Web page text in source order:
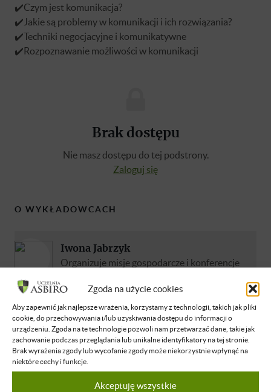
Zgoda na użycie cookies
Aby zapewnić jak najlepsze wrażenia, korzystamy z technologii, takich jak pliki
cookie, do przechowywania i/lub uzyskiwania dostępu do informacji o
urządzeniu. Zgoda na te technologie pozwoli nam przetwarzać dane, takie jak
zachowanie podczas przeglądania lub unikalne identyfikatory na tej stronie.
Brak wyrażenia zgody lub wycofanie zgody może niekorzystnie wpłynąć na
niektóre cechy i funkcje.
Akceptuję wszystkie
✔️Czym jest komunikacja?
✔️Jakie są problemy w komunikacji i ich rozwiązania?
✔️Techniki negocjacyjne i komunikatywne
✔️Rozpoznawanie możliwości w komunikacji
Brak dostępu
Nie masz dostępu do tej podstrony.
Zaloguj się
O WYKŁADOWCACH
Iwona Jabrzyk
Organizuje misje gospodarcze i konferencje
zarządzania różnymi projektami w ASBIRO.
Dzieli się swoją wiedzą z zakresu ekspancji na
rynki zagraniczne i budowania relacji po
przez networing.
Dowiedz się więcej